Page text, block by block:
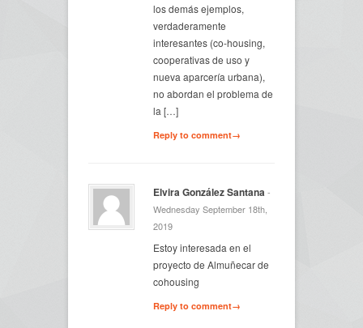
los demás ejemplos,
verdaderamente
interesantes (co-housing,
cooperativas de uso y
nueva aparcería urbana),
no abordan el problema de
la […]
Reply to comment→
Elvira González Santana-
Wednesday September 18th,
2019
Estoy interesada en el
proyecto de Almuñecar de
cohousing
Reply to comment→